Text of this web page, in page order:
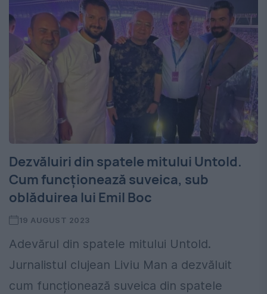
Dezvăluiri din spatele mitului Untold.
Cum funcționează suveica, sub
oblăduirea lui Emil Boc
19 AUGUST 2023
Adevărul din spatele mitului Untold.
Jurnalistul clujean Liviu Man a dezvăluit
cum funcționează suveica din spatele